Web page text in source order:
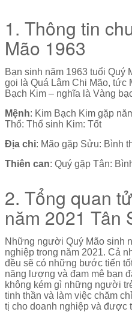
1. Thông tin
Mão 1963
Bạn sinh năm 1963 tuổi Quý
gọi là Quá Lâm Chi Mão, tức
Bạch Kim – nghĩa là Vàng
Mệnh: Kim Bạch Kim gặp
Thổ: Thổ sinh Kim: Tốt
Địa chi: Mão gặp Sửu: Bình
Thiên can: Quý gặp Tân:
2. Tổng quan
năm 2021 Tân
Những người Quý Mão sinh
nghiệp trong năm 2021. Cả
đều sẽ có những bước tiến
năng lượng và đam mê bạn
không kém gì những người
tinh thần và làm việc chăm
tị cho doanh nghiệp và được